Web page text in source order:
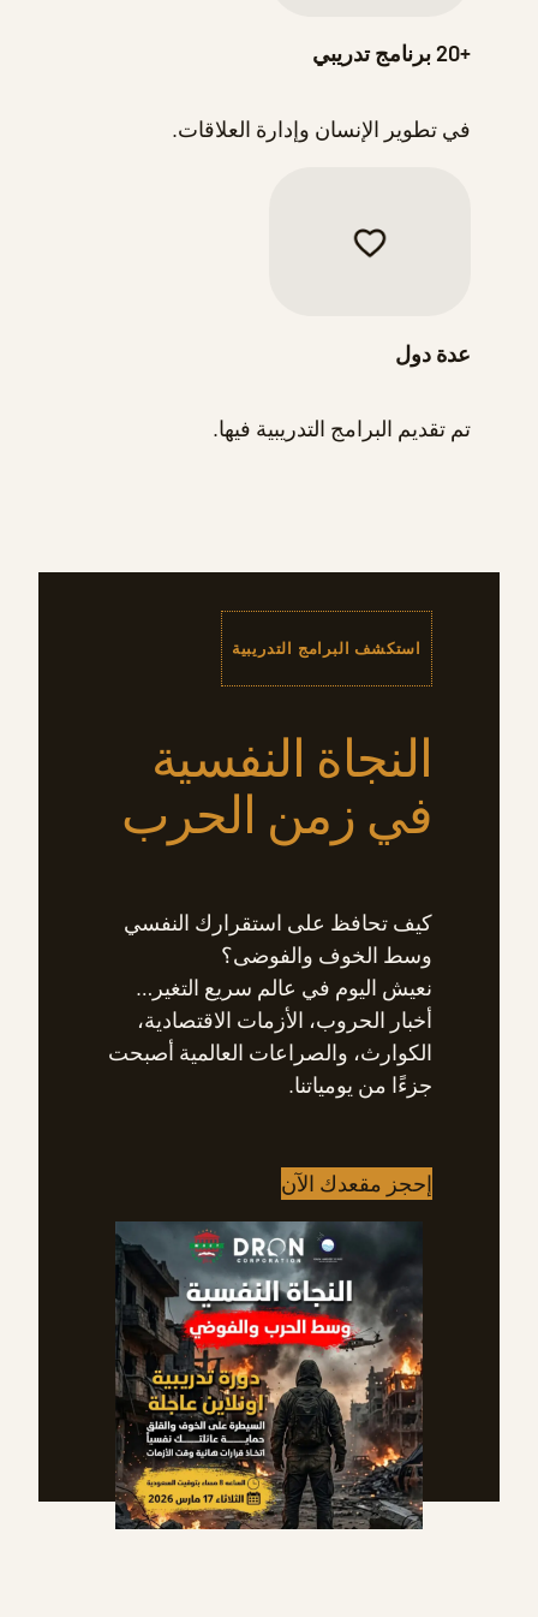
+20 برنامج تدريبي
في تطوير الإنسان وإدارة العلاقات.
عدة دول
تم تقديم البرامج التدريبية فيها.
استكشف البرامج التدريبية
النجاة النفسية
في زمن الحرب
كيف تحافظ على استقرارك النفسي
وسط الخوف والفوضى؟
نعيش اليوم في عالم سريع التغير…
أخبار الحروب، الأزمات الاقتصادية،
الكوارث، والصراعات العالمية أصبحت
جزءًا من يومياتنا.
إحجز مقعدك الآن